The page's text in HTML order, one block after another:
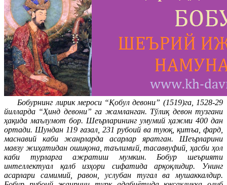
Бобурнинг лирик мероси “Қобул девони” (1519)га, 1528-29
йилларда “Ҳинд девони” га жамланган. Тўлиқ девон тузгани
ҳақида маълумот бор. Шеърларининг умумий ҳажми 400 дан
ортади. Шундан 119 ғазал, 231 рубоий ва туюқ, қитъа, фард,
маснавий каби жанрларда асарлар яратган. Шеърларини
мавзу жиҳатидан ошиқона, таълимий, тасаввуфий, ҳасби ҳол
каби турларга ажратиш мумкин. Бобур шеърияти
интеллектуал қалб изҳори сифатида арқоқлидир. Унинг
асарлари самимий, равон, услубан тугал ва мушаккалдир.